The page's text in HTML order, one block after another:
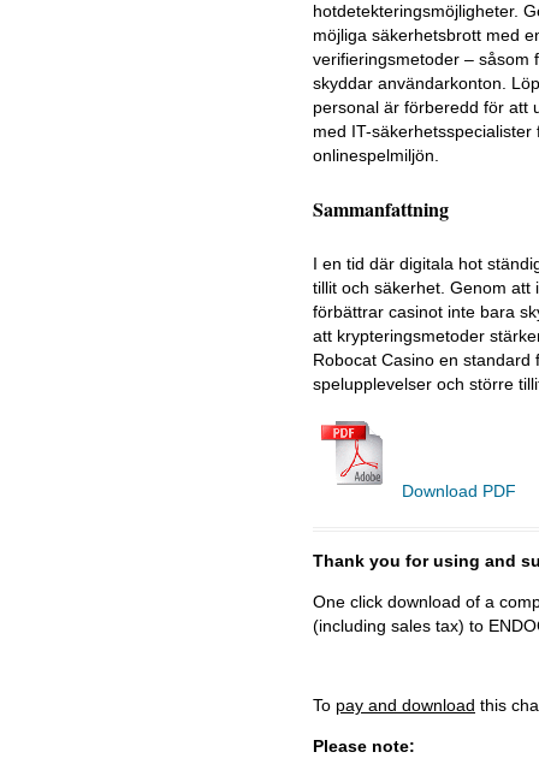
hotdetekteringsmöjligheter.
möjliga säkerhetsbrott med
verifieringsmetoder – såsom
skyddar användarkonton.
personal är förberedd för att
med IT-
onlinespelmiljön.
Sammanfattning
I en tid där digitala hot
tillit och säkerhet. Genom
förbättrar casinot inte bara
att krypteringsmetoder
Robocat Casino en
spelupplevelser och större
Download PDF
Thank you for using and
One click download of a
(including sales tax) to
To pay and download this
Please note: